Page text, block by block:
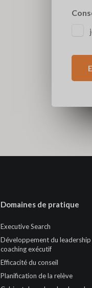
Domaines de pratique
Executive Search
Développement du
coaching exécutif
Efficacité du conseil
Planification de la relève